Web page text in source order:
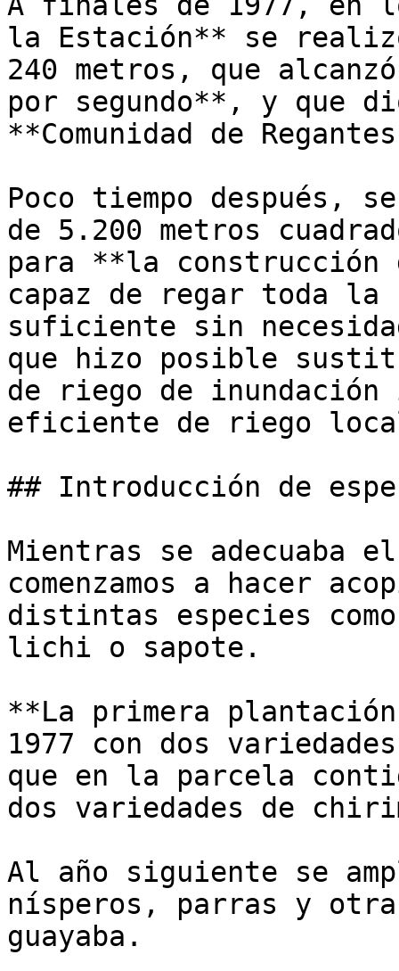
la Estación** se
240 metros, que
por segundo**, y que
**Comunidad de
Poco tiempo después,
de 5.200 metros
para **la construcción
capaz de regar toda
suficiente sin
que hizo posible
de riego de
eficiente de riego
## Introducción de
Mientras se adecuaba
comenzamos a hacer
distintas especies
lichi o sapote.
**La primera
1977 con dos
que en la parcela
dos variedades de
Al año siguiente se
nísperos, parras y
guayaba.